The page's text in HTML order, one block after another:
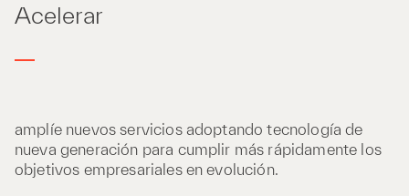
Acelerar
amplíe nuevos servicios adoptando tecnología de
nueva generación para cumplir más rápidamente los
objetivos empresariales en evolución.